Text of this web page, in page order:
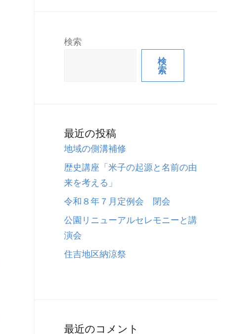
検索
検
索
最近の投稿
地域の側溝補修
歴史講座「米子の起源と名前の由
来を考える」
令和８年７月定例会 閉会
公園リニューアルセレモニーと講
演会
住吉地区納涼祭
最近のコメント